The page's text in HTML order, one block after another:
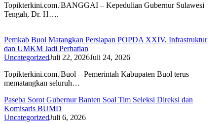
Topikterkini.com.|BANGGAI – Kepedulian Gubernur Sulawesi
Tengah, Dr. H….
Pemkab Buol Matangkan Persiapan POPDA XXIV, Infrastruktur
dan UMKM Jadi Perhatian
UncategorizedJuli 22, 2026Juli 24, 2026
Topikterkini.com.|Buol – Pemerintah Kabupaten Buol terus
mematangkan seluruh…
Paseba Sorot Gubernur Banten Soal Tim Seleksi Direksi dan
Komisaris BUMD
UncategorizedJuli 6, 2026